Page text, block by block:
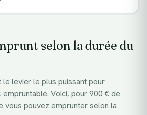
selon la durée du
le levier le plus puissant pour
Voici, pour900 € de
vous pouvez emprunter selon la